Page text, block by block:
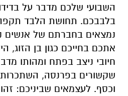
השבועי שלכם מדבר על
בלבבכם. תחושת הלבד
נמצאים בחברתם של אנשים
אתכם בחייכם כגון בן הזוג,
חיובי ניצב בפתח ומהותו
שקשורים בפרנסה, השתכרות
וכסף. לעצמאים שביניכם: